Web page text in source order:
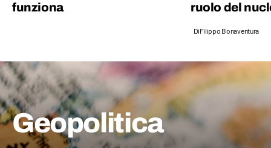
funziona
ruolo del
DiFilippo Bonaventura
Geopolitica